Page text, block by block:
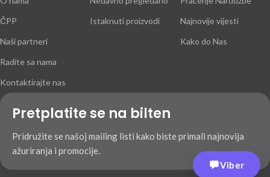
ČPP
Naši partneri
Radite sa nama
Kontaktirajte nas
Istaknuti proizvodi
Najnovije vijesti
Kako do Nas
Pretplatite se na bilten
Pridružite se našoj mailing listi kako biste primali najnovija
ažuriranja i promocije.
Viber